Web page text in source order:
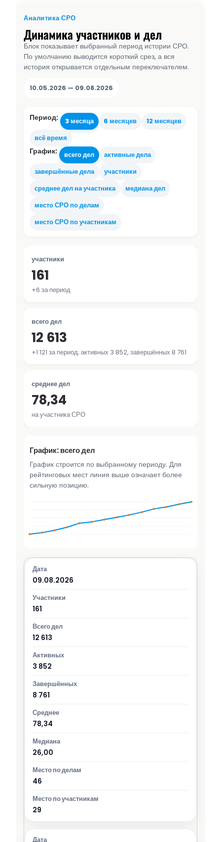
Аналитика СРО
Динамика участников и дел
Блок показывает выбранный период истории СРО.
По умолчанию выводится короткий срез, а вся
история открывается отдельным переключателем.
10.05.2026 — 09.08.2026
Период: 3 месяца 6 месяцев
12 месяцев
всё время
График: всего дел
активные дела
завершённые дела
участники
среднее дел на участника
медиана дел
место СРО по делам
место СРО по участникам
участники
161
+6 за период
всего дел
12 613
+1 121 за период; активных 3 852, завершённых 8 761
среднее дел
78,34
на участника СРО
График: всего дел
График строится по выбранному периоду. Для
рейтинговых мест линия выше означает более
сильную позицию.
09.08.2026
161
12 613
3 852
8 761
78,34
26,00
46
29